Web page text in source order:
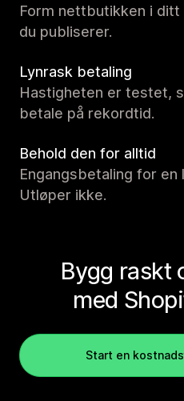
Form nettbutikken i
du publiserer.
Lynrask betaling
Hastigheten er testet,
betale på rekordtid.
Behold den for alltid
Engangsbetaling for en
Utløper ikke.
Bygg raskt
med
Start en